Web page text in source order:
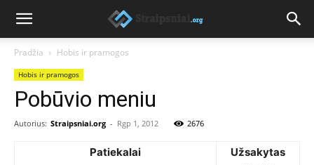
Pradžia Hobis ir pramogos
Hobis ir pramogos
Pobūvio meniu
Autorius: Straipsniai.org - Rgp 1, 2012 2676
Patiekalai
Užsakytas